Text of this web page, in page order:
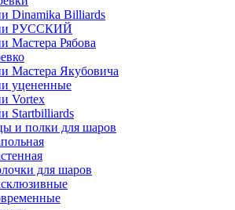
Dinamika Billiards
РУССКИЙ
Мастера Рябова
Мастера Якубовича
уцененные
Vortex
Startbilliards
и полки для шаров
для шаров